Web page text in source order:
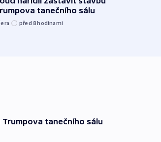
tanečního sálu
před 8hodinami
tanečního sálu